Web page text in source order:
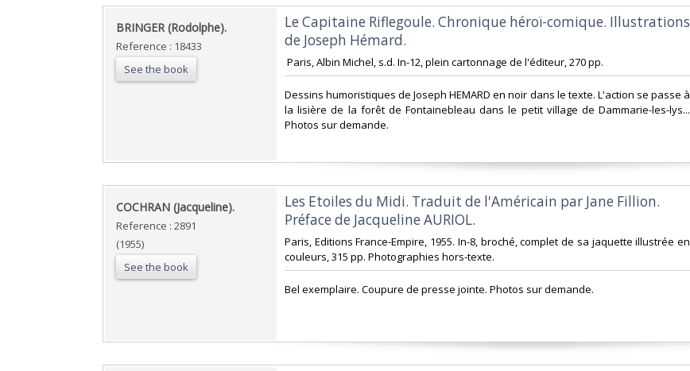
‎BRINGER (Rodolphe).‎
Reference : 18433
See the book
‎Le Capitaine Riflegoule. Chronique héroï-comique. Illustrations
de Joseph Hémard.‎
‎ Paris, Albin Michel, s.d. In-12, plein cartonnage de l'éditeur, 270 pp. ‎
‎Dessins humoristiques de Joseph HEMARD en noir dans le texte. L'action se passe à
la lisière de la forêt de Fontainebleau dans le petit village de Dammarie-les-lys...
Photos sur demande.‎
‎COCHRAN (Jacqueline).‎
Reference : 2891
(1955)
See the book
‎Les Etoiles du Midi. Traduit de l'Américain par Jane Fillion.
Préface de Jacqueline AURIOL.‎
‎Paris, Editions France-Empire, 1955. In-8, broché, complet de sa jaquette illustrée en
couleurs, 315 pp. Photographies hors-texte. ‎
‎Bel exemplaire. Coupure de presse jointe. Photos sur demande.‎